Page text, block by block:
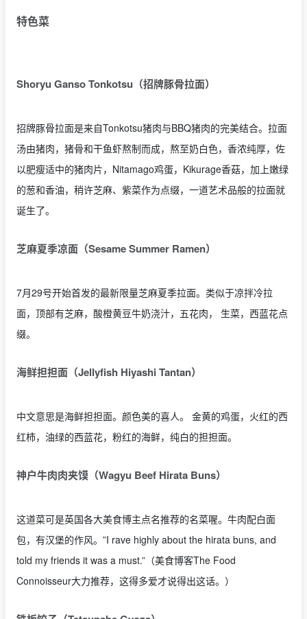
特色菜
Shoryu Ganso Tonkotsu（招牌豚骨拉面）
招牌豚骨拉面是来自Tonkotsu猪肉与BBQ猪肉的完美结合。拉面
汤由猪肉，猪骨和干鱼虾熬制而成，熬至奶白色，香浓纯厚，佐
以肥瘦适中的猪肉片，Nitamago鸡蛋，Kikurage香菇，加上嫩绿
的葱和香油，稍许芝麻、紫菜作为点缀，一道艺术品般的拉面就
诞生了。
芝麻夏季凉面（Sesame Summer Ramen）
7月29号开始首发的最新限量芝麻夏季拉面。类似于凉拌冷拉
面，顶部有芝麻，酸橙黄豆牛奶浇汁，五花肉， 生菜，西蓝花点
缀。
海鲜担担面（Jellyfish Hiyashi Tantan）
中文意思是海鲜担担面。颜色美的喜人。 金黄的鸡蛋，火红的西
红柿，油绿的西蓝花，粉红的海鲜，纯白的担担面。
神户牛肉肉夹馍（Wagyu Beef Hirata Buns）
这道菜可是英国各大美食博主点名推荐的名菜喔。牛肉配白面
包，有汉堡的作风。”I rave highly about the hirata buns, and
told my friends it was a must.”（美食博客The Food
Connoisseur大力推荐，这得多爱才说得出这话。）